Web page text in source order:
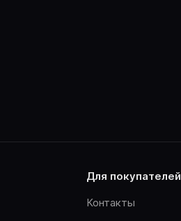
для покупателей
Контакты